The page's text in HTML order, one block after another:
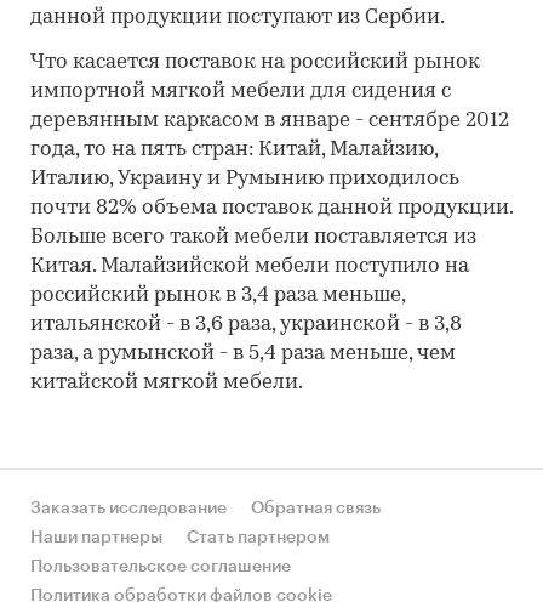
данной продукции поступают из Сербии.
Что касается поставок на российский рынок
импортной мягкой мебели для сидения с
деревянным каркасом в январе - сентябре 2012
года, то на пять стран: Китай, Малайзию,
Италию, Украину и Румынию приходилось
почти 82% объема поставок данной продукции.
Больше всего такой мебели поставляется из
Китая. Малайзийской мебели поступило на
российский рынок в 3,4 раза меньше,
итальянской - в 3,6 раза, украинской - в 3,8
раза, а румынской - в 5,4 раза меньше, чем
китайской мягкой мебели.
Заказать исследование
Обратная связь
Наши партнеры
Стать партнером
Пользовательское соглашение
Политика обработки файлов cookie